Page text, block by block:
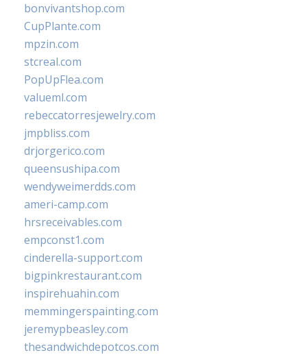
bonvivantshop.com
CupPlante.com
mpzin.com
stcreal.com
PopUpFlea.com
valueml.com
rebeccatorresjewelry.com
jmpbliss.com
drjorgerico.com
queensushipa.com
wendyweimerdds.com
ameri-camp.com
hrsreceivables.com
empconst1.com
cinderella-support.com
bigpinkrestaurant.com
inspirehuahin.com
memmingerspainting.com
jeremypbeasley.com
thesandwichdepotcos.com